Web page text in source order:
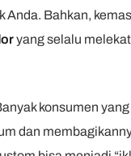
Anda. Bahkan,
yang selalu
konsumen
dan